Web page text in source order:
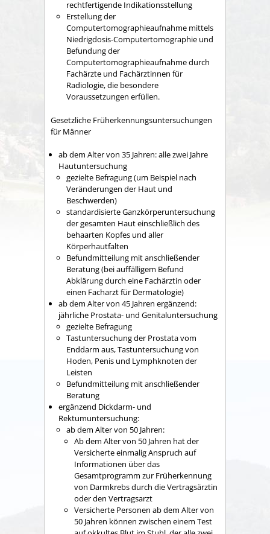
rechtfertigende Indikationsstellung
Erstellung der
Computertomographieaufnahme mittels
Niedrigdosis-Computertomographie und
Befundung der
Computertomographieaufnahme durch
Fachärzte und Fachärztinnen für
Radiologie, die besondere
Voraussetzungen erfüllen.
Gesetzliche Früherkennungsuntersuchungen
für Männer
ab dem Alter von 35 Jahren: alle zwei Jahre
Hautuntersuchung
gezielte Befragung (um Beispiel nach
Veränderungen der Haut und
Beschwerden)
standardisierte Ganzkörperuntersuchung
der gesamten Haut einschließlich des
behaarten Kopfes und aller
Körperhautfalten
Befundmitteilung mit anschließender
Beratung (bei auffälligem Befund
Abklärung durch eine Fachärztin oder
einen Facharzt für Dermatologie)
ab dem Alter von 45 Jahren ergänzend:
jährliche Prostata- und Genitaluntersuchung
gezielte Befragung
Tastuntersuchung der Prostata vom
Enddarm aus, Tastuntersuchung von
Hoden, Penis und Lymphknoten der
Leisten
Befundmitteilung mit anschließender
Beratung
ergänzend Dickdarm- und
Rektumuntersuchung:
ab dem Alter von 50 Jahren:
Ab dem Alter von 50 Jahren hat der
Versicherte einmalig Anspruch auf
Informationen über das
Gesamtprogramm zur Früherkennung
von Darmkrebs durch die Vertragsärztin
oder den Vertragsarzt
Versicherte Personen ab dem Alter von
50 Jahren können zwischen einem Test